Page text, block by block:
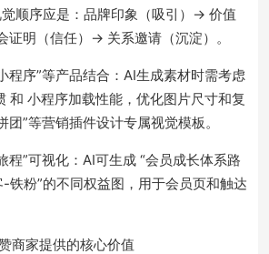
顺序应是：品牌印象（吸引）-> 价值
证明（信任）-> 关系邀请（沉淀）。
程序”等产品结合：AI生成素材时需考虑
和 小程序加载性能，优化图片尺寸和复
团”等营销插件设计专属视觉模板。
程”可视化：AI可生成 “会员成长体系路
铁粉”的不同权益图，用于会员页和触达
商家提供的核心价值